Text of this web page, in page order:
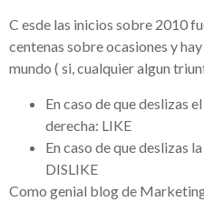
C esde las inicios sobre 2010
centenas sobre ocasiones y
mundo ( si, cualquier algun
En caso de que deslizas
derecha: LIKE
En caso de que deslizas
DISLIKE
Como genial blog de